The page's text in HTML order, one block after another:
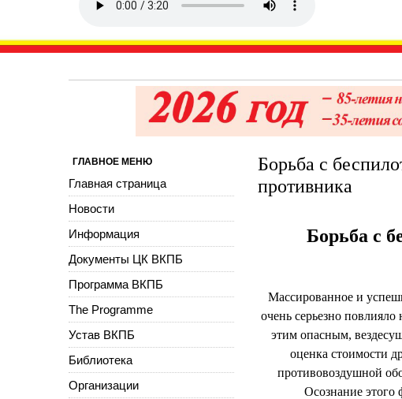
6
Борьба с
противника
Борьба с
Массированное и
очень серьезно
этим опасным,
оценка стоимости
противовоздушной
Осознание этого
ГЛАВНОЕ МЕНЮ
Главная страница
Новости
Информация
Документы ЦК ВКПБ
Программа ВКПБ
The Programme
Устав ВКПБ
Библиотека
Организации